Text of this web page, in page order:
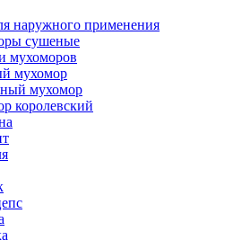
наружного применения
сушеные
мухоморов
мухомор
мухомор
королевский